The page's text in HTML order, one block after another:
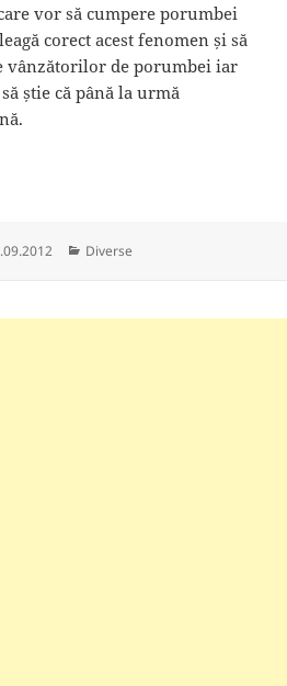
vor să cumpere porumbei
corect acest fenomen și să
vânzătorilor de porumbei iar
știe că până la urmă
Categorii
Diverse